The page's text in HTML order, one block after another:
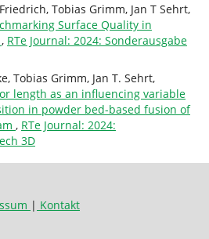
Tobias Grimm, Jan T Sehrt,
Surface Quality in
, RTe Journal: 2024: Sonderausgabe
Tobias Grimm, Jan T. Sehrt,
length as an influencing variable
in powder bed-based fusion of
, RTe Journal: 2024:
3D
| Kontakt